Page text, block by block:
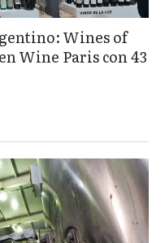
Wines of
Wine Paris con 43